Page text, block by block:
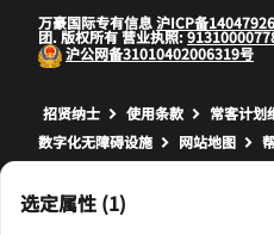
选定属性 (1)
万豪国际专有信息沪ICP备
团. 版权所有 营业执照:
沪公网备31010402006319号
招贤纳士 打开新窗口
使用条款 打开新
常客计划
数字化无障碍设施
网站地图
prod32,E489B174-CCFB-5E57-